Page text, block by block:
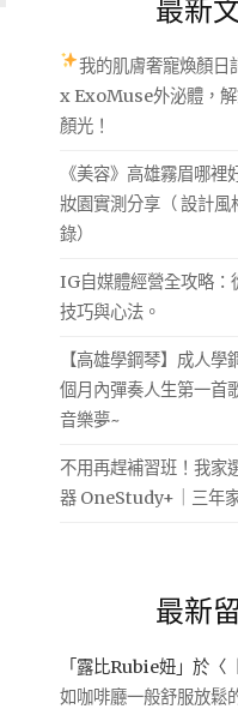
最新
我的肌膚奢寵煥顏
x ExoMuse外泌體，
顏光！
《美容》高雄霧眉哪
妝園實測分享（ 設計風
錄）
IG自媒體經營全攻略：
技巧與心法。
【高雄學鋼琴】成人學
個月內彈奏人生第一首
音樂夢~
不用再趕補習班！我家
器 OneStudy+｜三年
最新
「 露比Rubie妞 」於〈
如咖啡廳一般舒服放鬆